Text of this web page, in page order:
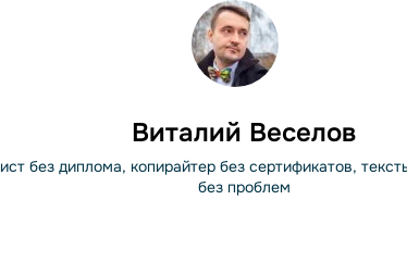
Виталий Веселов
без диплома, копирайтер без сертификатов,
без проблем